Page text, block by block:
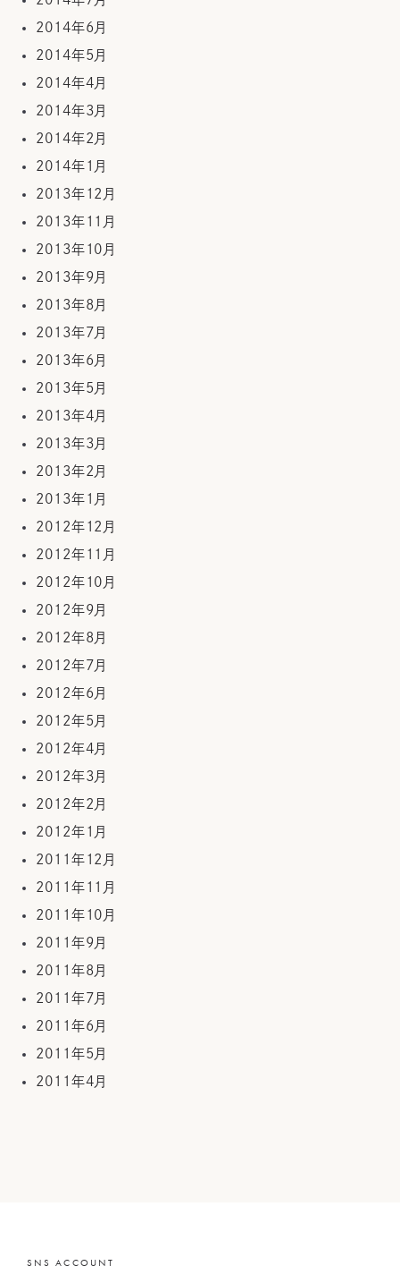
2014年6月
2014年5月
2014年4月
2014年3月
2014年2月
2014年1月
2013年12月
2013年11月
2013年10月
2013年9月
2013年8月
2013年7月
2013年6月
2013年5月
2013年4月
2013年3月
2013年2月
2013年1月
2012年12月
2012年11月
2012年10月
2012年9月
2012年8月
2012年7月
2012年6月
2012年5月
2012年4月
2012年3月
2012年2月
2012年1月
2011年12月
2011年11月
2011年10月
2011年9月
2011年8月
2011年7月
2011年6月
2011年5月
2011年4月
SNS ACCOUNT